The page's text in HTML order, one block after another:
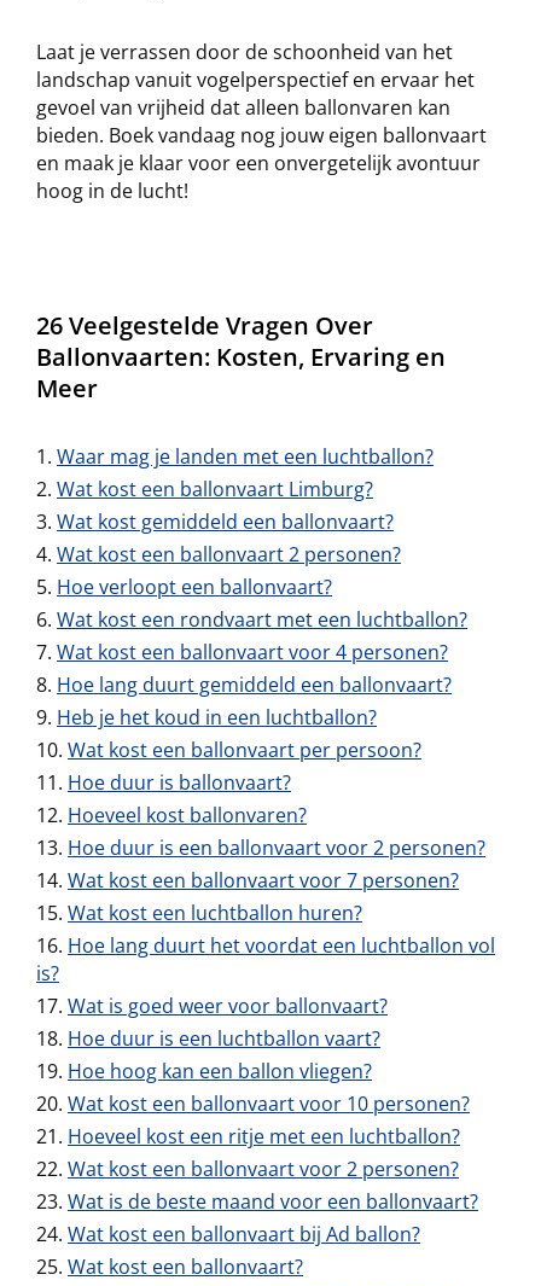
Laat je verrassen door de schoonheid van het
landschap vanuit vogelperspectief en ervaar het
gevoel van vrijheid dat alleen ballonvaren kan
bieden. Boek vandaag nog jouw eigen ballonvaart
en maak je klaar voor een onvergetelijk avontuur
hoog in de lucht!
26 Veelgestelde Vragen Over
Ballonvaarten: Kosten, Ervaring en
Meer
Waar mag je landen met een luchtballon?
Wat kost een ballonvaart Limburg?
Wat kost gemiddeld een ballonvaart?
Wat kost een ballonvaart 2 personen?
Hoe verloopt een ballonvaart?
Wat kost een rondvaart met een luchtballon?
Wat kost een ballonvaart voor 4 personen?
Hoe lang duurt gemiddeld een ballonvaart?
Heb je het koud in een luchtballon?
Wat kost een ballonvaart per persoon?
Hoe duur is ballonvaart?
Hoeveel kost ballonvaren?
Hoe duur is een ballonvaart voor 2 personen?
Wat kost een ballonvaart voor 7 personen?
Wat kost een luchtballon huren?
Hoe lang duurt het voordat een luchtballon vol
is?
Wat is goed weer voor ballonvaart?
Hoe duur is een luchtballon vaart?
Hoe hoog kan een ballon vliegen?
Wat kost een ballonvaart voor 10 personen?
Hoeveel kost een ritje met een luchtballon?
Wat kost een ballonvaart voor 2 personen?
Wat is de beste maand voor een ballonvaart?
Wat kost een ballonvaart bij Ad ballon?
Wat kost een ballonvaart?